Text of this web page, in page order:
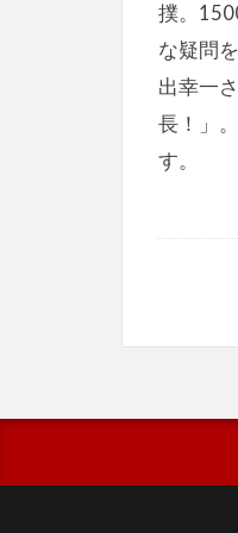
撲。
な疑問
出幸一
長！」
す。